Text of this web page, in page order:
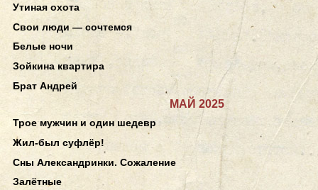
Утиная охота
Свои люди — сочтемся
Белые ночи
Зойкина квартира
Брат Андрей
МАЙ 2025
Трое мужчин и один шедевр
Жил-был суфлёр!
Сны Александринки. Сожаление
Залётные